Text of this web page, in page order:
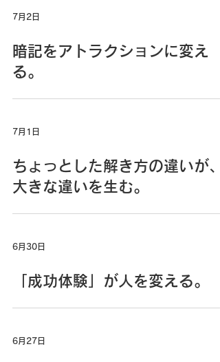
7月2日
暗記をアトラクションに変え
る。
7月1日
ちょっとした解き方の違いが、
大きな違いを生む。
6月30日
「成功体験」が人を変える。
6月27日